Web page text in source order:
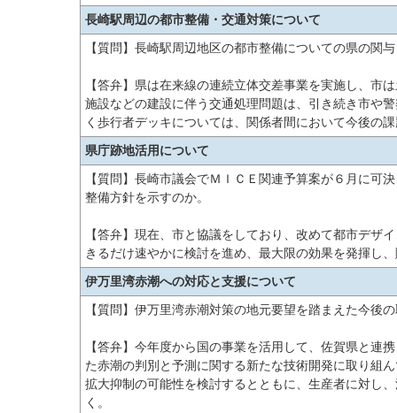
長崎駅周辺の都市整備・交通対策について
【質問】長崎駅周辺地区の都市整備についての県の関
【答弁】県は在来線の連続立体交差事業を実施し、市
施設などの建設に伴う交通処理問題は、引き続き市や
く歩行者デッキについては、関係者間において今後の
県庁跡地活用について
【質問】長崎市議会でＭＩＣＥ関連予算案が６月に可
整備方針を示すのか。
【答弁】現在、市と協議をしており、改めて都市デザ
きるだけ速やかに検討を進め、最大限の効果を発揮し
伊万里湾赤潮への対応と支援について
【質問】伊万里湾赤潮対策の地元要望を踏まえた今後
【答弁】今年度から国の事業を活用して、佐賀県と連
た赤潮の判別と予測に関する新たな技術開発に取り組
拡大抑制の可能性を検討するとともに、生産者に対し
く。